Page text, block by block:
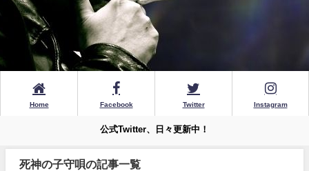
Home Facebook Twitter Instagram
公式Twitter、日々更新中！
死神の子守唄の記事一覧